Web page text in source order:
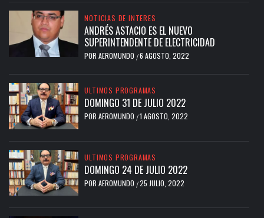
NOTICIAS DE INTERES
ANDRÉS ASTACIO ES EL NUEVO
SUPERINTENDENTE DE ELECTRICIDAD
POR AEROMUNDO /6 AGOSTO, 2022
ULTIMOS PROGRAMAS
DOMINGO 31 DE JULIO 2022
POR AEROMUNDO /1 AGOSTO, 2022
ULTIMOS PROGRAMAS
DOMINGO 24 DE JULIO 2022
POR AEROMUNDO /25 JULIO, 2022